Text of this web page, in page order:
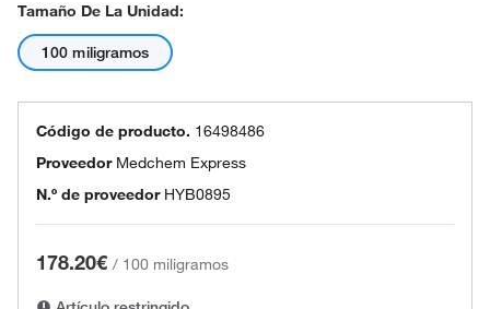
Tamaño De La Unidad:
100 miligramos
Código de producto. 16498486
Proveedor Medchem Express
N.º de proveedor HYB0895
178.20€ / 100 miligramos